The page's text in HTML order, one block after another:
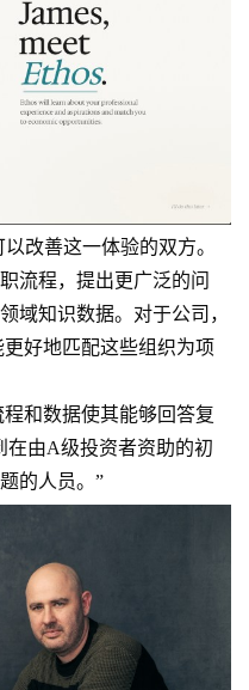
改善这一体验的双方。
流程，提出更广泛的问
域知识数据。对于公司，
好地匹配这些组织为项
和数据使其能够回答复
在由A级投资者资助的初
的人员。”